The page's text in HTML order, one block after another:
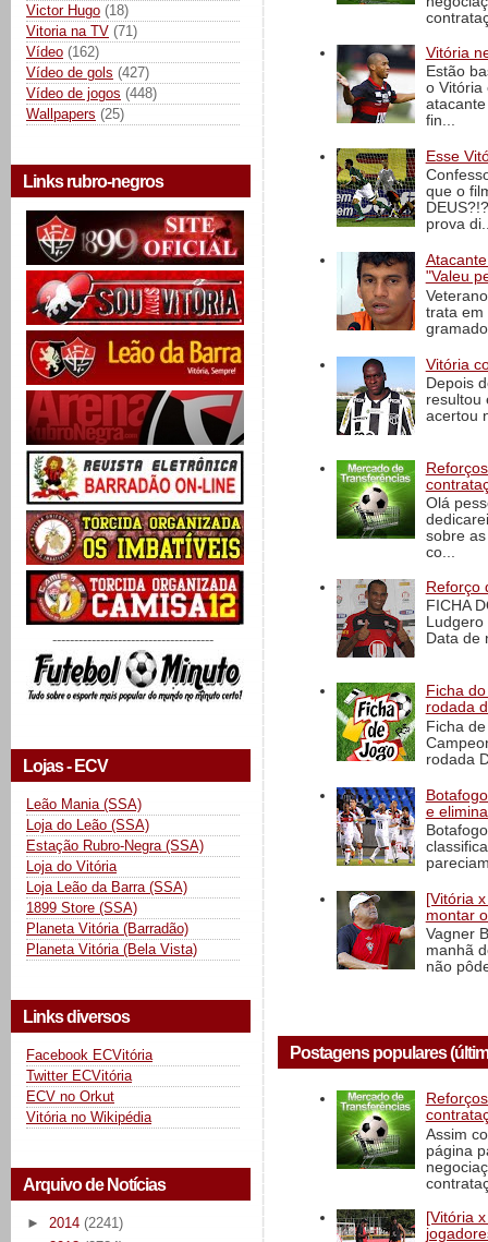
Victor Hugo (18)
Vitoria na TV (71)
Vídeo (162)
Vídeo de gols (427)
Vídeo de jogos (448)
Wallpapers (25)
Links rubro-negros
-------------------------------------
Lojas - ECV
Leão Mania (SSA)
Loja do Leão (SSA)
Estação Rubro-Negra (SSA)
Loja do Vitória
Loja Leão da Barra (SSA)
1899 Store (SSA)
Planeta Vitória (Barradão)
Planeta Vitória (Bela Vista)
Links diversos
Facebook ECVitória
Twitter ECVitória
ECV no Orkut
Vitória no Wikipédia
Arquivo de Notícias
► 2014 (2241)
Vitória
Estão
o Vitória
fin...
Esse
que o
prova
"Valeu
trata em
Vitória
Depois
resultou
acertou
Olá
sobre
co...
Reforço
FICHA
Data de
Ficha
rodada
Ficha
rodada
e
[Vitória
montar
Vagner
manhã
não
Postagens populares
Assim
página
[Vitória